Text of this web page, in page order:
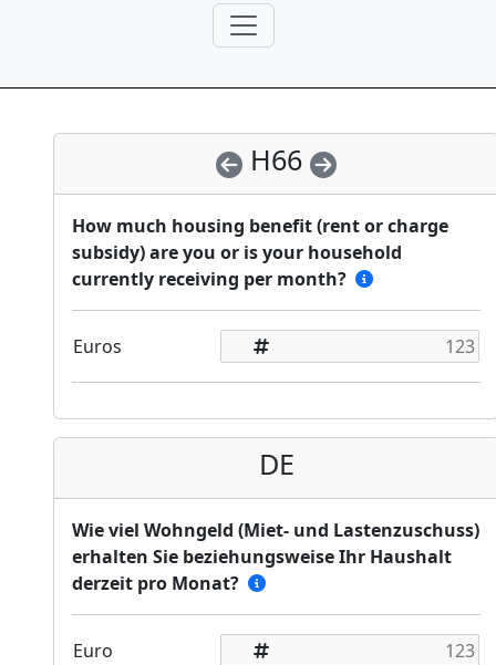
H66
How much housing benefit (rent or charge
subsidy) are you or is your household
currently receiving per month?
Euros
DE
Wie viel Wohngeld (Miet- und Lastenzuschuss)
erhalten Sie beziehungsweise Ihr Haushalt
derzeit pro Monat?
Euro